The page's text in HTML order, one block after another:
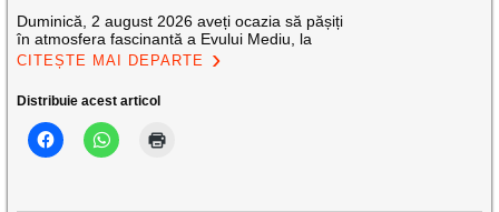
Duminică, 2 august 2026 aveți ocazia să pășiți
în atmosfera fascinantă a Evului Mediu, la
CITEȘTE MAI DEPARTE
Distribuie acest articol